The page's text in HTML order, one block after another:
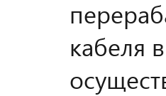
кабеля